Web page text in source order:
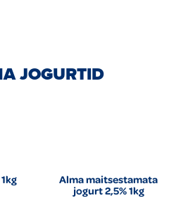
JOGURTID
Alma maitsestamata
jogurt 2,5% 1kg